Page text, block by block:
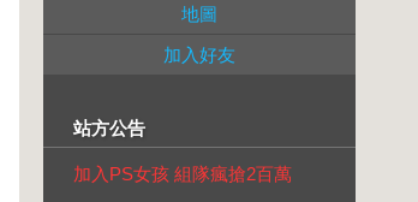
地圖
加入好友
站方公告
加入PS女孩 組隊瘋搶2百萬